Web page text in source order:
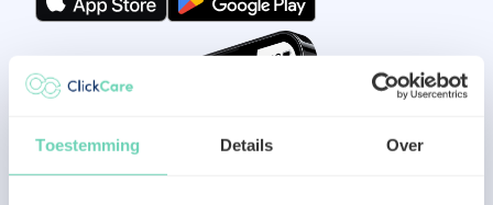
Toestemming Details Over